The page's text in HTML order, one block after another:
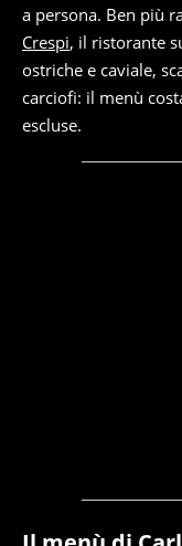
a persona. Ben più
Crespi, il ristorante
ostriche e caviale,
carciofi: il menù
escluse.